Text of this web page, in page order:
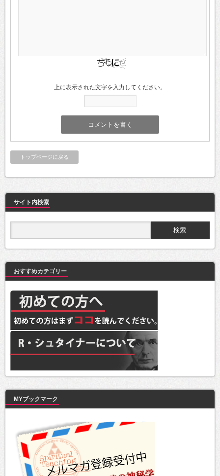
上に表示された文字を入力してください。
トップページに戻る
サイト内検索
おすすめカテゴリー
MYブックマーク